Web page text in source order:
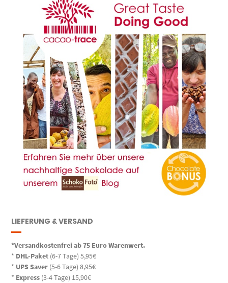
LIEFERUNG & VERSAND
*Versandkostenfrei ab 75 Euro Warenwert.
* DHL-Paket (6-7 Tage) 5,95€
* UPS Saver (5-6 Tage) 8,95€
* Express (3-4 Tage) 15,90€